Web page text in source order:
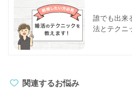
誰でも出来
法とテクニ
関連するお悩み